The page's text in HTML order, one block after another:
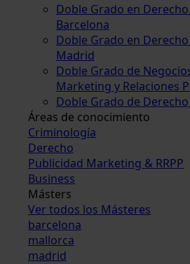
Doble Grado en
Barcelona
Doble Grado en
Madrid
Doble Grado de
Marketing y Relaciones
Doble Grado de
Áreas de conocimiento
Criminología
Derecho
Publicidad Marketing & RRPP
Business
Másters
Ver todos los Másteres
barcelona
mallorca
madrid